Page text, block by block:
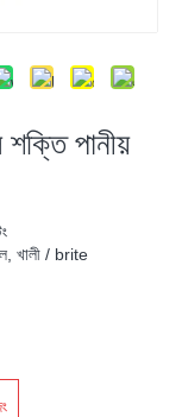
পানীয়
খালী / brite